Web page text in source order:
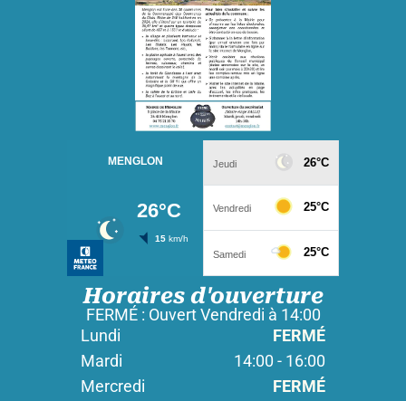
Horaires d'ouverture
FERMÉ : Ouvert Vendredi à 14:00
Lundi
FERMÉ
Mardi
14:00 - 16:00
Mercredi
FERMÉ